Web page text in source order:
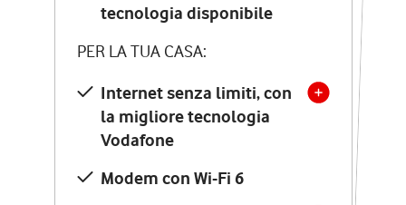
tecnologia disponibile
PER LA TUA CASA:
Internet senza limiti, con
la migliore tecnologia
Vodafone
Modem con Wi-Fi 6
tecnologia disponibile
PER LA TUA CASA:
Internet senza limiti, con
la migliore tecnologia
Vodafone
Modem Seven con Wi-Fi 7
Chiamate illimitate verso
numeri fissi e mobili